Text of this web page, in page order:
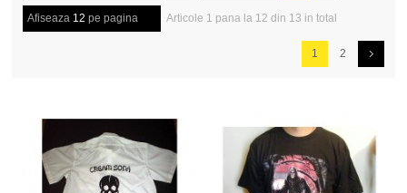
Afiseaza 12 pe pagina Articole 1 pana la 12 din 13 in total
1 2